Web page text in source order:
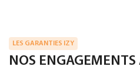
LES GARANTIES IZY
NOS